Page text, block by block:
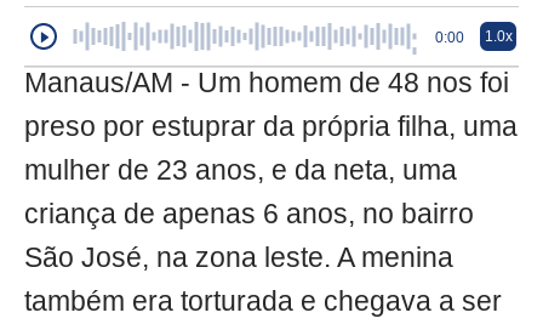
0:00 1.0x
Manaus/AM - Um homem de 48 nos foi
preso por estuprar da própria filha, uma
mulher de 23 anos, e da neta, uma
criança de apenas 6 anos, no bairro
São José, na zona leste. A menina
também era torturada e chegava a ser